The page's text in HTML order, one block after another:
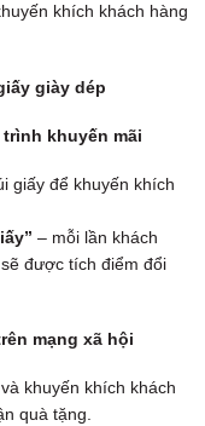
khích khách hàng
giày dép
khuyến mãi
giấy để khuyến khích
– mỗi lần khách
được tích điểm đổi
mạng xã hội
khuyến khích khách
quà tặng.